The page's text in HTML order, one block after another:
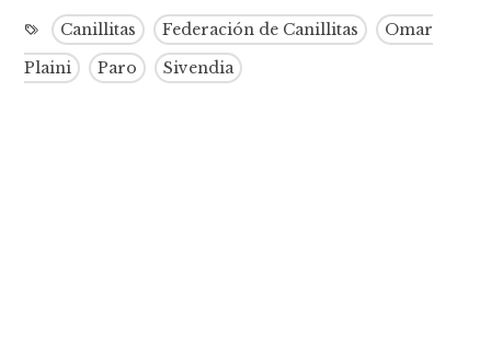
Canillitas Federación de Canillitas
Omar
Plaini
Paro Sivendia